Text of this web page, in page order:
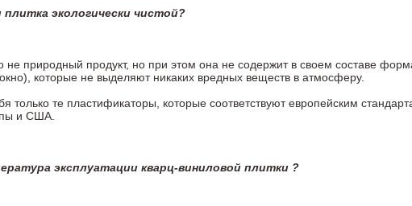
экологически чистой?
не природный продукт, но при этом она не содержит в своем составе
которые не выделяют никаких вредных веществ в атмосферу.
только те пластификаторы, которые соответствуют европейским
и США.
эксплуатации кварц-виниловой плитки ?